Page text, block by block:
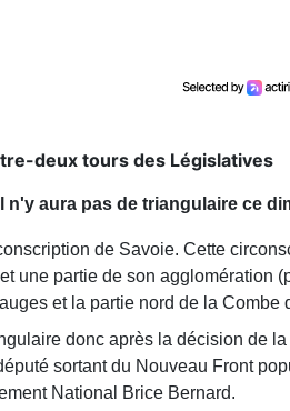
deux tours des Législatives
n'y aura pas de triangulaire ce
de Savoie. Cette
une partie de son agglomération
et la partie nord de la Combe
donc après la décision de
sortant du Nouveau Front
National Brice Bernard.